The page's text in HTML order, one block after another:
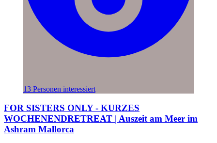
13 Personen interessiert
FOR SISTERS ONLY - KURZES
WOCHENENDRETREAT | Auszeit am Meer im
Ashram Mallorca